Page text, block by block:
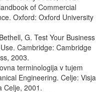
of Commercial
Oxford: Oxford University
G. Test Your Business
Cambridge: Cambridge
2003.
terminologija v tujem
Engineering. Celje: Visja
Celje, 2001.